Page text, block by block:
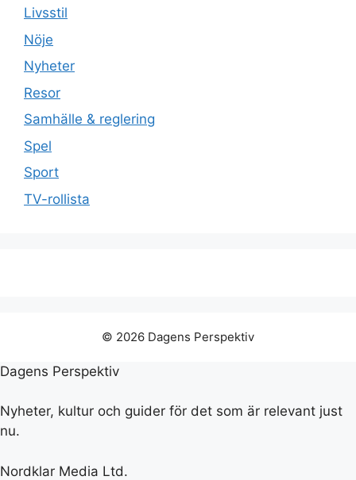
Livsstil
Nöje
Nyheter
Resor
Samhälle & reglering
Spel
Sport
TV-rollista
© 2026 Dagens Perspektiv
Dagens Perspektiv
Nyheter, kultur och guider för det som är relevant just
nu.
Nordklar Media Ltd.